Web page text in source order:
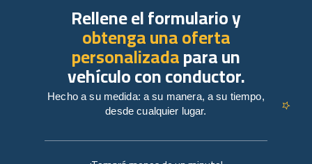
Rellene el formulario y
obtenga una oferta
personalizadapara un
vehículo con conductor.
Hecho a su medida: a su manera, a su tiempo,
desde cualquier lugar.